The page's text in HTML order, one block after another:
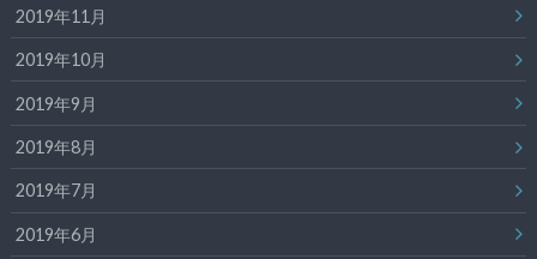
2019年11月
2019年10月
2019年9月
2019年8月
2019年7月
2019年6月